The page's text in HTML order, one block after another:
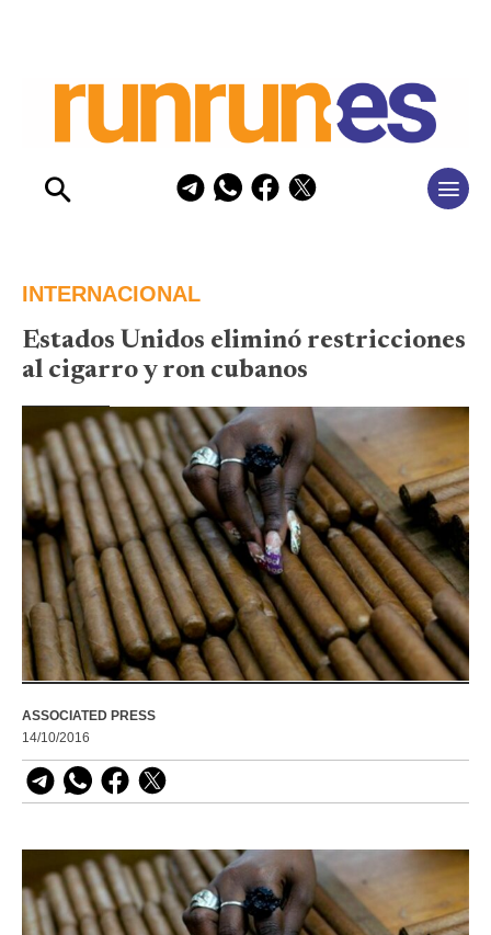
INTERNACIONAL
Estados Unidos eliminó restricciones
al cigarro y ron cubanos
ASSOCIATED PRESS
14/10/2016